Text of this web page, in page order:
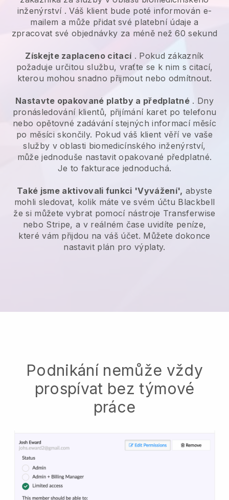
inženýrství. Váš klient bude poté informován e-
mailem a může přidat své platební údaje a
zpracovat své objednávky za méně než 60 sekund
Získejte zaplaceno citací. Pokud zákazník
požaduje určitou službu, vraťte se k nim s citací,
kterou mohou snadno přijmout nebo odmítnout.
Nastavte opakované platby a předplatné . Dny
pronásledování klientů, přijímání karet po telefonu
nebo opětovné zadávání stejných informací měsíc
po měsíci skončily. Pokud váš klient věří ve vaše
služby v oblasti biomedicínského inženýrství,
může jednoduše nastavit opakované předplatné.
Je to fakturace jednoduchá.
Také jsme aktivovali funkci 'Vyvážení', abyste
mohli sledovat, kolik máte ve svém účtu Blackbell
že si můžete vybrat pomocí nástroje Transferwise
nebo Stripe, a v reálném čase uvidíte peníze,
které vám přijdou na váš účet. Můžete dokonce
nastavit plán pro výplaty.
Podnikání nemůže vždy
prospívat bez týmové
práce